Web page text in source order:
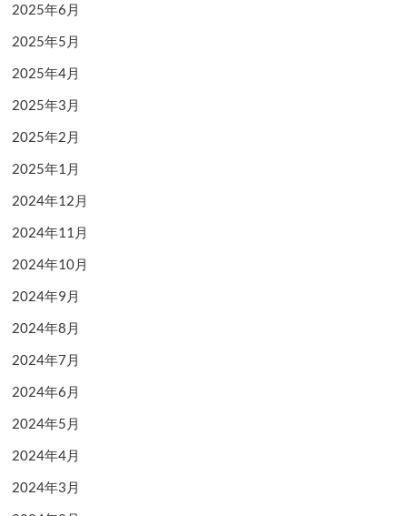
2025年6月
2025年5月
2025年4月
2025年3月
2025年2月
2025年1月
2024年12月
2024年11月
2024年10月
2024年9月
2024年8月
2024年7月
2024年6月
2024年5月
2024年4月
2024年3月